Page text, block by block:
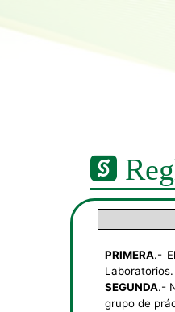
PRIMERA.-
Laboratorios.
SEGUNDA.-
grupo de